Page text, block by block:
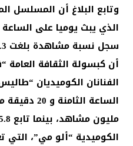
وتابع البلاغ أن المسلسل
الذي يبث يوميا على
أن كبسولة الثقافة
الفنانان الكوميديان
الكوميدية “ألو مي”، التي